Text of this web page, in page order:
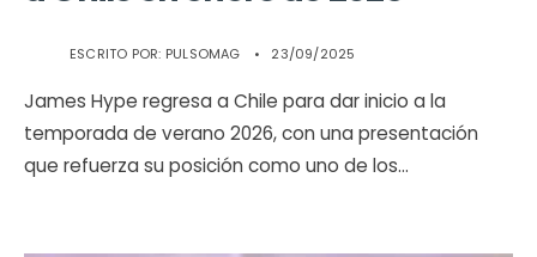
ESCRITO POR: PULSOMAG • 23/09/2025
James Hype regresa a Chile para dar inicio a la
temporada de verano 2026, con una presentación
que refuerza su posición como uno de los...